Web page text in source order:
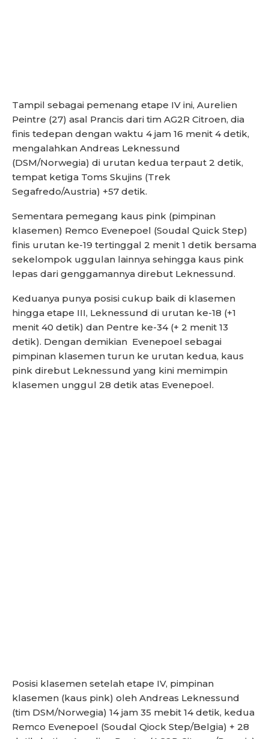
Tampil sebagai pemenang etape IV ini, Aurelien
Peintre (27) asal Prancis dari tim AG2R Citroen, dia
finis tedepan dengan waktu 4 jam 16 menit 4 detik,
mengalahkan Andreas Leknessund
(DSM/Norwegia) di urutan kedua terpaut 2 detik,
tempat ketiga Toms Skujins (Trek
Segafredo/Austria) +57 detik.
Sementara pemegang kaus pink (pimpinan
klasemen) Remco Evenepoel (Soudal Quick Step)
finis urutan ke-19 tertinggal 2 menit 1 detik bersama
sekelompok uggulan lainnya sehingga kaus pink
lepas dari genggamannya direbut Leknessund.
Keduanya punya posisi cukup baik di klasemen
hingga etape III, Leknessund di urutan ke-18 (+1
menit 40 detik) dan Pentre ke-34 (+ 2 menit 13
detik). Dengan demikian Evenepoel sebagai
pimpinan klasemen turun ke urutan kedua, kaus
pink direbut Leknessund yang kini memimpin
klasemen unggul 28 detik atas Evenepoel.
Posisi klasemen setelah etape IV, pimpinan
klasemen (kaus pink) oleh Andreas Leknessund
(tim DSM/Norwegia) 14 jam 35 mebit 14 detik, kedua
Remco Evenepoel (Soudal Qiock Step/Belgia) + 28